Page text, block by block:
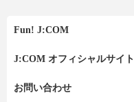
Fun! J:COM
J:COM オフィシャルサイト
お問い合わせ